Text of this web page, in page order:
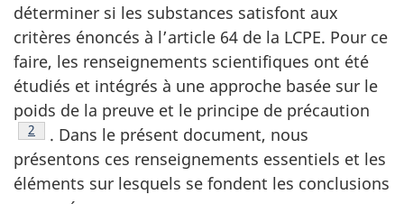
déterminer si les substances satisfont aux
critères énoncés à l’article 64 de la LCPE. Pour ce
faire, les renseignements scientifiques ont été
étudiés et intégrés à une approche basée sur le
poids de la preuve et le principe de précaution
Note de bas de page
2
. Dans le présent document, nous
présentons ces renseignements essentiels et les
éléments sur lesquels se fondent les conclusions